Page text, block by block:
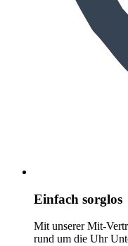
Einfach sorglos
Mit unserer Mit-
rund um die Uhr